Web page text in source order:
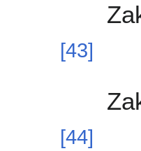
[43]
[44]